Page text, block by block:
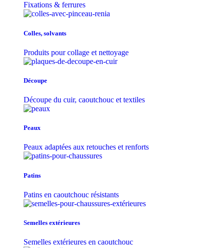
Fixations & ferrures
Colles, solvants
Produits pour collage et nettoyage
Découpe
Découpe du cuir, caoutchouc et textiles
Peaux
Peaux adaptées aux retouches et renforts
Patins
Patins en caoutchouc résistants
Semelles extérieures
Semelles extérieures en caoutchouc